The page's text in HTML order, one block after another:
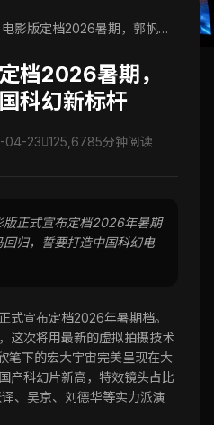
电影版定档2026暑期，郭帆执
档2026暑期，
科幻新标杆
04-23 125,6785分钟阅读
版正式宣布定档2026年暑期
归，誓要打造中国科幻电
式宣布定档2026年暑期档。
这次将用最新的虚拟拍摄技术
笔下的宏大宇宙完美呈现在大
产科幻片新高，特效镜头占比
、吴京、刘德华等实力派演